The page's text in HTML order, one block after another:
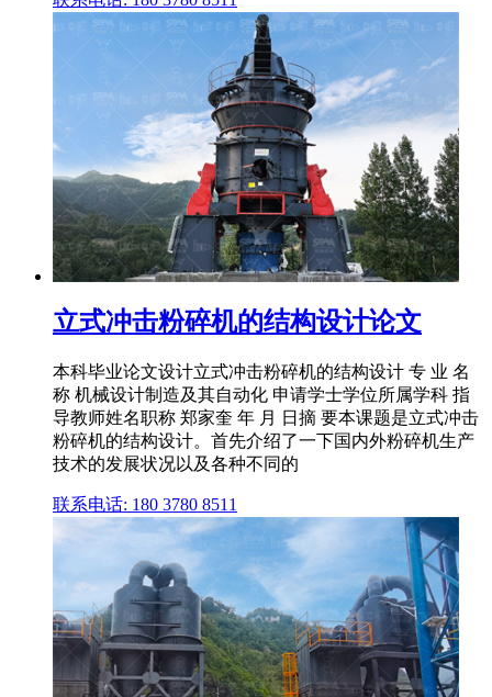
立式冲击粉碎机的结构设计论文
本科毕业论文设计立式冲击粉碎机的结构设计 专 业 名
称 机械设计制造及其自动化 申请学士学位所属学科 指
导教师姓名职称 郑家奎 年 月 日摘 要本课题是立式冲击
粉碎机的结构设计。首先介绍了一下国内外粉碎机生产
技术的发展状况以及各种不同的
联系电话: 180 3780 8511